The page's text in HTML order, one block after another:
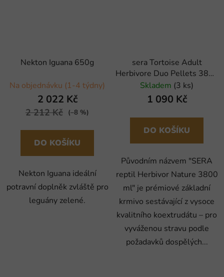
Nekton Iguana 650g
Na objednávku (1-4 týdny)
2 022 Kč
2 212 Kč (–8 %)
DO KOŠÍKU
Nekton Iguana ideální
potravní doplněk zvláště pro
leguány zelené.
sera Tortoise Adult
Herbivore Duo Pellets 3800
ml
Skladem (3 ks)
1 090 Kč
DO KOŠÍKU
Původním názvem "SERA
reptil Herbivor Nature 3800
ml" je prémiové základní
krmivo sestávající z vysoce
kvalitního koextrudátu – pro
vyváženou stravu podle
požadavků dospělých...